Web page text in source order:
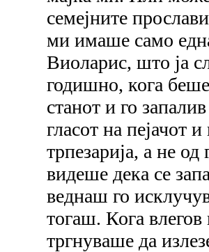
семејните
ми имаше само
Виоларис, што ја
годишно, кога
станот и го
гласот на пејачот
трпезарија, а не
видеше дека се
веднаш го
тогаш. Кога влегов
тргнуваше да